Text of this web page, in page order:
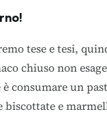
tese e tesi,
chiuso non
è consumare un
biscottate e